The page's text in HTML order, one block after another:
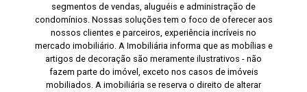
segmentos de vendas, aluguéis e administração de
condomínios. Nossas soluções tem o foco de oferecer aos
nossos clientes e parceiros, experiência incríveis no
mercado imobiliário. A Imobiliária informa que as mobílias e
artigos de decoração são meramente ilustrativos - não
fazem parte do imóvel, exceto nos casos de imóveis
mobiliados. A imobiliária se reserva o direito de alterar